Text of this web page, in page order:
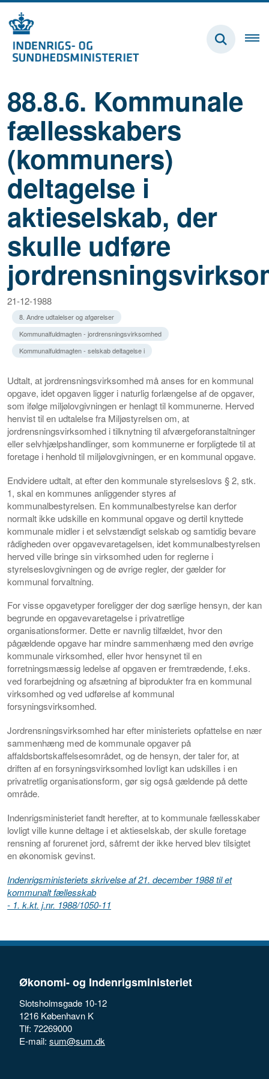
88.8.6. Kommunale
fællesskabers
(kommuners)
deltagelse i
aktieselskab, der
skulle udføre
21-12-1988
8. Andre udtalelser og afgørelser
Kommunalfuldmagten - jordrensningsvirksomhed
Kommunalfuldmagten - selskab deltagelse i
Udtalt, at jordrensningsvirksomhed må anses for en kommunal
opgave, idet opgaven ligger i naturlig forlængelse af de opgaver,
som ifølge miljølovgivningen er henlagt til kommunerne. Herved
henvist til en udtalelse fra Miljøstyrelsen om, at
jordrensningsvirksomhed i tilknytning til afværgeforanstaltninger
eller selvhjælpshandlinger, som kommunerne er forpligtede til at
foretage i henhold til miljølovgivningen, er en kommunal opgave.
Endvidere udtalt, at efter den kommunale styrelseslovs § 2, stk.
1, skal en kommunes anliggender styres af
kommunalbestyrelsen. En kommunalbestyrelse kan derfor
normalt ikke udskille en kommunal opgave og dertil knyttede
kommunale midler i et selvstændigt selskab og samtidig bevare
rådigheden over opgavevaretagelsen, idet kommunalbestyrelsen
herved ville bringe sin virksomhed uden for reglerne i
styrelseslovgivningen og de øvrige regler, der gælder for
kommunal forvaltning.
For visse opgavetyper foreligger der dog særlige hensyn, der kan
begrunde en opgavevaretagelse i privatretlige
organisationsformer. Dette er navnlig tilfældet, hvor den
pågældende opgave har mindre sammenhæng med den øvrige
kommunale virksomhed, eller hvor hensynet til en
forretningsmæssig ledelse af opgaven er fremtrædende, f.eks.
ved forarbejdning og afsætning af biprodukter fra en kommunal
virksomhed og ved udførelse af kommunal
forsyningsvirksomhed.
Jordrensningsvirksomhed har efter ministeriets opfattelse en nær
sammenhæng med de kommunale opgaver på
affaldsbortskaffelsesområdet, og de hensyn, der taler for, at
driften af en forsyningsvirksomhed lovIigt kan udskilles i en
privatretlig organisationsform, gør sig også gældende på dette
område.
Indenrigsministeriet fandt herefter, at to kommunale fællesskaber
lovligt ville kunne deltage i et aktieselskab, der skulle foretage
rensning af forurenet jord, såfremt der ikke herved blev tilsigtet
en økonomisk gevinst.
Indenrigsministeriets skrivelse af 21. december 1988 til et
kommunalt fællesskab
- 1. k.kt. j.nr. 1988/1050-11
Økonomi- og Indenrigsministeriet
Slotsholmsgade 10-12
1216 København K
Tlf: 72269000
E-mail: sum@sum.dk